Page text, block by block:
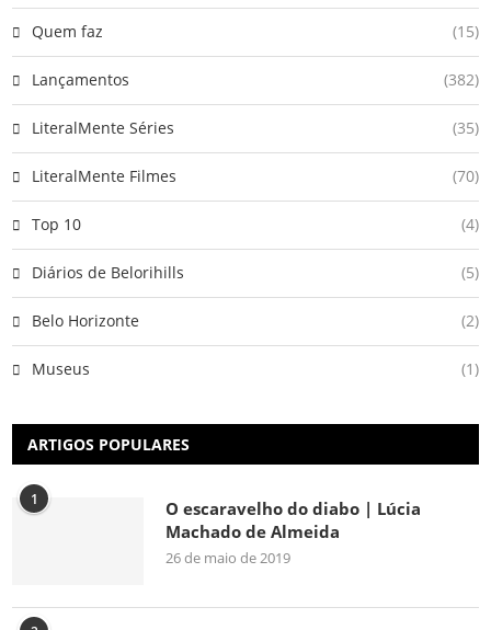
Quem faz (15)
Lançamentos (382)
LiteralMente Séries (35)
LiteralMente Filmes (70)
Top 10 (4)
Diários de Belorihills (5)
Belo Horizonte (2)
Museus (1)
ARTIGOS POPULARES
1
O escaravelho do diabo | Lúcia
Machado de Almeida
26 de maio de 2019